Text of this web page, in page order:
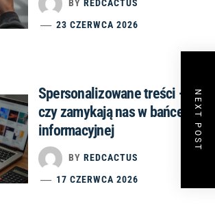
BY REDCACTUS
23 CZERWCA 2026
Spersonalizowane treści —
czy zamykają nas w bańce
informacyjnej
BY REDCACTUS
17 CZERWCA 2026
NEXT POST